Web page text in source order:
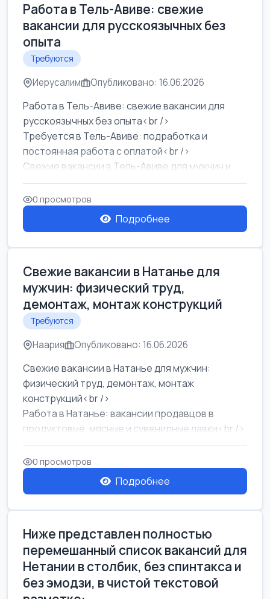
Работа в Тель-Авиве: свежие
вакансии для русскоязычных без
опыта
Требуются
Иерусалим Опубликовано: 16.06.2026
Работа в Тель-Авиве: свежие вакансии для
русскоязычных без опыта<br />
Требуется в Тель-Авиве: подработка и
постоянная работа с оплатой<br />
Свежие вакансии в Тель-Авиве для мужчин и
женщин от хозя...
0 просмотров
Подробнее
Свежие вакансии в Натанье для
мужчин: физический труд,
демонтаж, монтаж конструкций
Требуются
Наария Опубликовано: 16.06.2026
Свежие вакансии в Натанье для мужчин:
физический труд, демонтаж, монтаж
конструкций<br />
Работа в Натанье: вакансии продавцов в
продуктовые, мясные и сувенирные лавки<br />
Разнорабочий на сборку м...
0 просмотров
Подробнее
Ниже представлен полностью
перемешанный список вакансий для
Нетании в столбик, без спинтакса и
без эмодзи, в чистой текстовой